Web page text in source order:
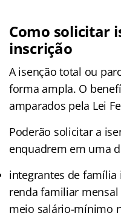
Como solicitar
inscrição
A isenção total ou
forma ampla. O
amparados pela Lei
Poderão solicitar a
enquadrem em uma
integrantes de família
renda familiar
meio salário-mínimo